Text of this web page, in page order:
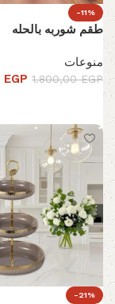
-11%
طقم شوربه بالحله
منوعات
1.800,00EGP
EGP
-21%